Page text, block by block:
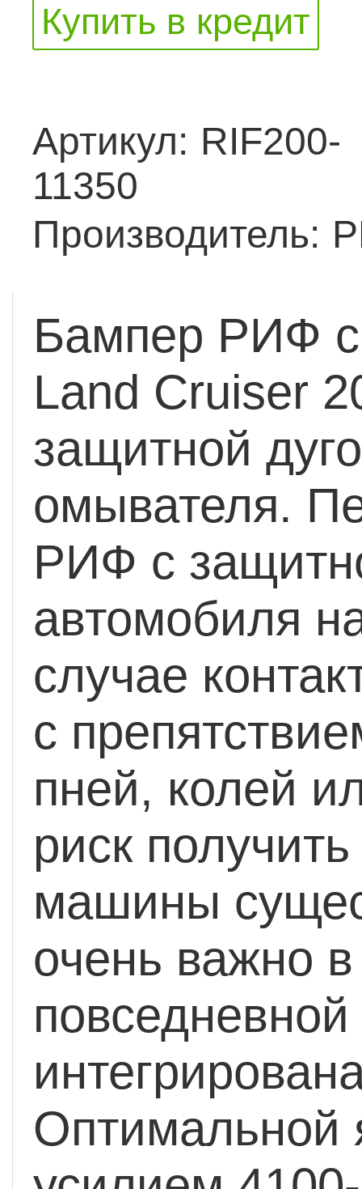
Купить в кредит
Артикул: RIF200-
11350
Производитель:
Бампер РИФ
Land Cruiser
защитной
омывателя.
РИФ с
автомобиля
случае
с
пней, колей
риск
машины
очень важно
Оптимальной